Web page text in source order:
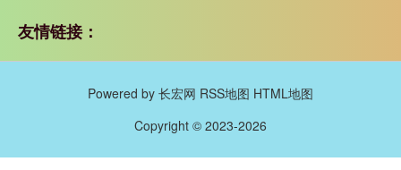
友情链接：
Powered by 长宏网 RSS地图 HTML地图
Copyright © 2023-2026